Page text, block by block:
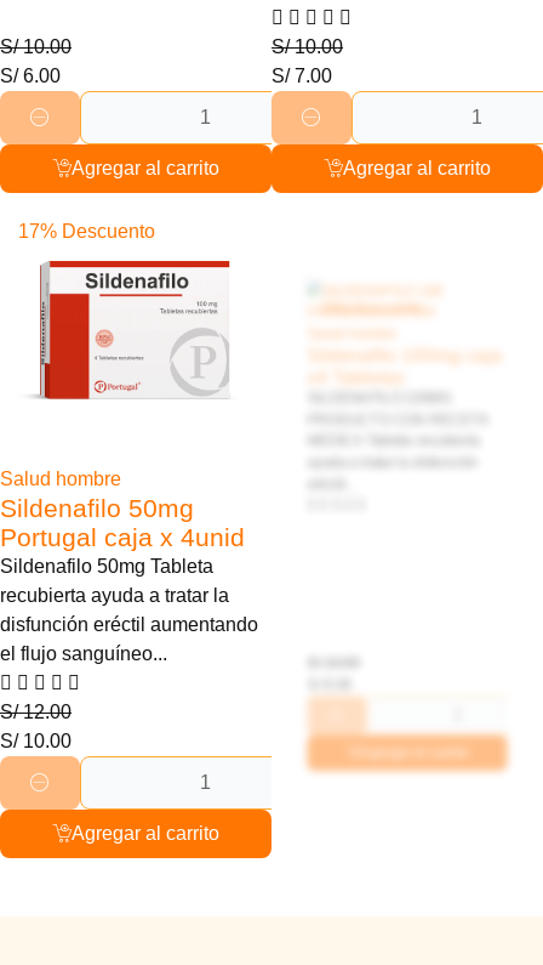
S/10.00
S/6.00
Agregar al carrito
S/10.00
S/7.00
Agregar al carrito
17% Descuento
Salud hombre
Sildenafilo 50mg
Portugal caja x 4unid
Sildenafilo 50mg Tableta
recubierta ayuda a tratar la
disfunción eréctil aumentando
el flujo sanguíneo...
S/12.00
S/10.00
Agregar al carrito
Sildenafilo 100mg caja
x4 Tabletas
SILDENAFILO 100MG
eréctil...
8.00